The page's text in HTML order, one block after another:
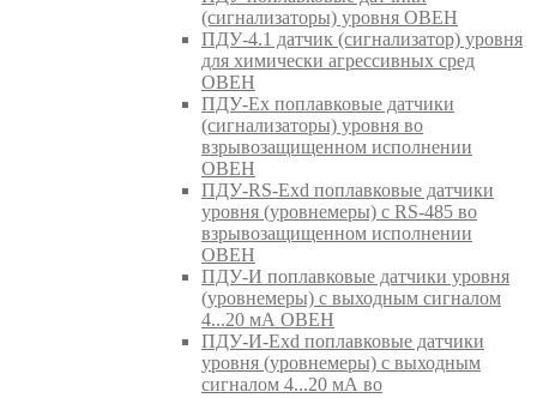
(сигнализаторы) уровня ОВЕН
ПДУ-4.1 датчик (сигнализатор) уровня
для химически агрессивных сред
ОВЕН
ПДУ-Ex поплавковые датчики
(сигнализаторы) уровня во
взрывозащищенном исполнении
ОВЕН
ПДУ-RS-Exd поплавковые датчики
уровня (уровнемеры) с RS-485 во
взрывозащищенном исполнении
ОВЕН
ПДУ-И поплавковые датчики уровня
(уровнемеры) с выходным сигналом
4...20 мА ОВЕН
ПДУ-И-Exd поплавковые датчики
уровня (уровнемеры) с выходным
сигналом 4...20 мА во